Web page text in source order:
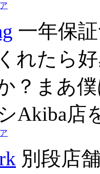
一年保
れたら
？まあ
Akiba店
別段店